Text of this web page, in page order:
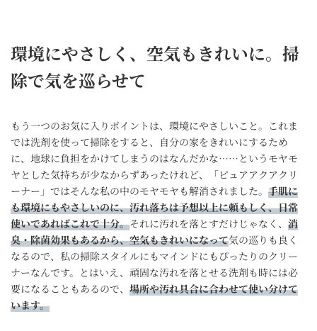
環境にやさしく、空気もきれいに。掃
除で気を巡らせて
もう一つのお気に入りポイントは、環境にやさしいこと。これま
では洗剤を使って掃除をすると、自分の家をきれいにするため
に、地球に負担をかけてしまうのはなんだかな……というモヤモ
ヤとした気持ちが少なからずあったけれど、「ピュアアクアクリ
ーナー」ではそんな私の中のモヤモヤも解消されました。 手肌に
も環境にもやさしいのに、汚れ落ちは予想以上に頼もしく、日常
使いであればこれで十分。それに汚れを落とすだけじゃなく、 消
臭・除菌効果もあるから、空気もきれいになって気の巡りも良く
なるので、私の掃除スタイルにもマインドにもぴったりのクリー
ナーなんです。とはいえ、頑固な汚れを落とせる洗剤も時には必
要になることもあるので、 場所や汚れ具合に合わせて使い分けて
います。